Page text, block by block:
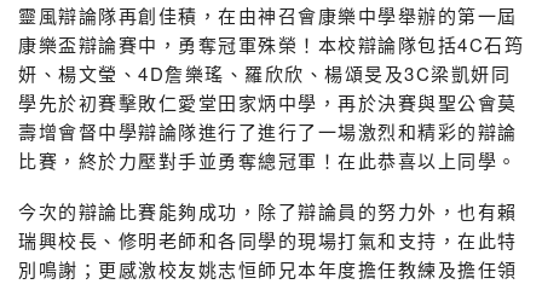
靈風辯論隊再創佳積，在由神召會康樂中學舉辦的第一屆
康樂盃辯論賽中，勇奪冠軍殊榮！本校辯論隊包括4C石筠
妍、楊文瑩、4D詹樂瑤、羅欣欣、楊頌旻及3C梁凱妍同
學先於初賽擊敗仁愛堂田家炳中學，再於決賽與聖公會莫
壽增會督中學辯論隊進行了進行了一場激烈和精彩的辯論
比賽，終於力壓對手並勇奪總冠軍！在此恭喜以上同學。
今次的辯論比賽能夠成功，除了辯論員的努力外，也有賴
瑞興校長、修明老師和各同學的現場打氣和支持，在此特
別鳴謝；更感激校友姚志恒師兄本年度擔任教練及擔任領